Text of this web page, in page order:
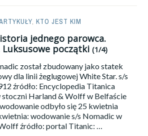
.
,KTO JEST KIM
jednego parowca.
Luksusowe początki(1/4)
został zbudowany jako statek
dla linii żeglugowej White Star. s/s
źródło: Encyclopedia Titanica
stoczni Harland & Wolff w Belfaście
odbyło się 25 kwietnia
wodowanie s/s Nomadic w
źródło: portal Titanic: …